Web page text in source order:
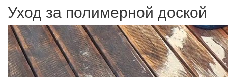
Уход за полимерной доской